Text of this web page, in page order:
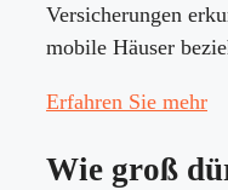
Versicherungen
mobile Häuser
Erfahren Sie mehr
Wie groß